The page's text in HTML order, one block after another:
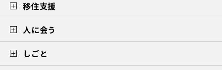
移住支援
人に会う
しごと